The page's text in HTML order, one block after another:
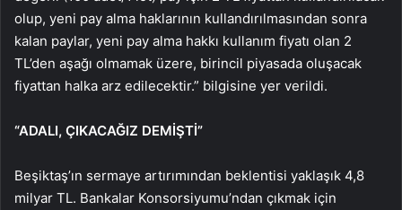
olup, yeni pay alma haklarının kullandırılmasından sonra
kalan paylar, yeni pay alma hakkı kullanım fiyatı olan 2
TL’den aşağı olmamak üzere, birincil piyasada oluşacak
fiyattan halka arz edilecektir.” bilgisine yer verildi.
“ADALI, ÇIKACAĞIZ DEMİŞTİ”
Beşiktaş’ın sermaye artırımından beklentisi yaklaşık 4,8
milyar TL. Bankalar Konsorsiyumu’ndan çıkmak için